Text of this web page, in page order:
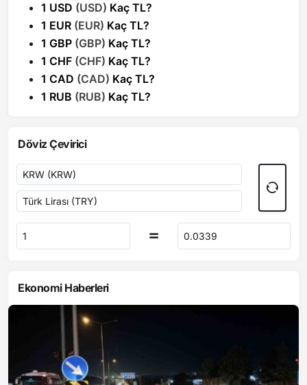
1 USD (USD) Kaç TL?
1 EUR (EUR) Kaç TL?
1 GBP (GBP) Kaç TL?
1 CHF (CHF) Kaç TL?
1 CAD (CAD) Kaç TL?
1 RUB (RUB) Kaç TL?
Döviz Çevirici
Ekonomi Haberleri